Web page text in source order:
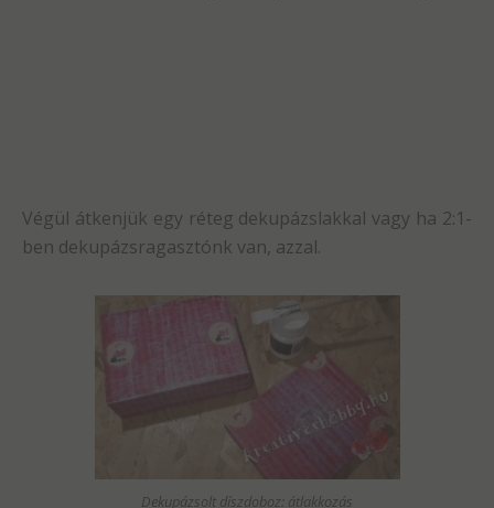
Végül átkenjük egy réteg dekupázslakkal vagy ha 2:1-
ben dekupázsragasztónk van, azzal.
Dekupázsolt díszdoboz: átlakkozás